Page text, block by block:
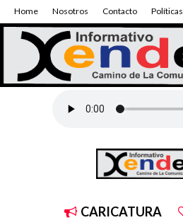
Home Nosotros Contacto Políticas
CARICATURA